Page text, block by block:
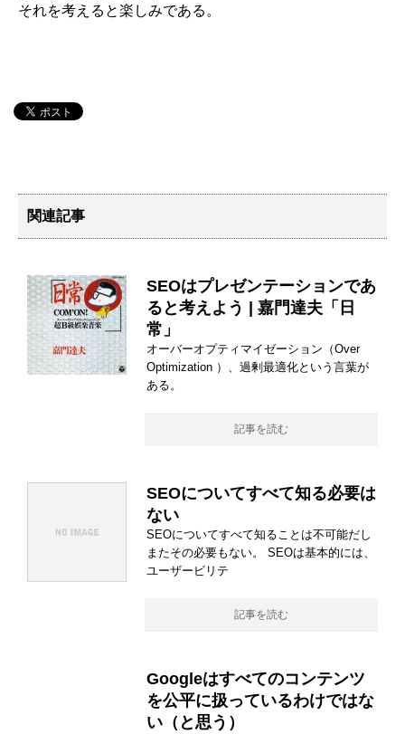
それを考えると楽しみである。
関連記事
SEOはプレゼンテーションであ
ると考えよう | 嘉門達夫「日
常」
オーバーオプティマイゼーション（Over
Optimization ）、過剰最適化という言葉が
ある。
記事を読む
SEOについてすべて知る必要は
ない
SEOについてすべて知ることは不可能だし
またその必要もない。 SEOは基本的には、
ユーザービリテ
記事を読む
Googleはすべてのコンテンツ
を公平に扱っているわけではな
い（と思う）